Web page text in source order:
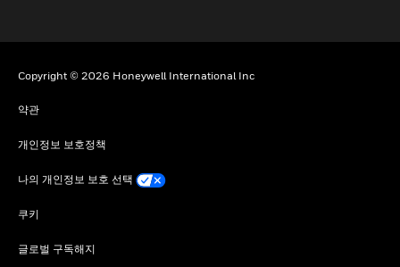
Copyright © 2026 Honeywell International Inc
약관
개인정보 보호정책
나의 개인정보 보호 선택
쿠키
글로벌 구독해지